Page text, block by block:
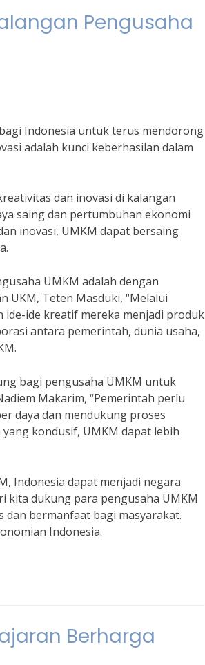
Pengusaha
Indonesia untuk terus mendorong
adalah kunci keberhasilan dalam
dan inovasi di kalangan
saing dan pertumbuhan ekonomi
inovasi, UMKM dapat bersaing
UMKM adalah dengan
UKM, Teten Masduki, “Melalui
ide-ide kreatif mereka menjadi produk
antara pemerintah, dunia usaha,
bagi pengusaha UMKM untuk
Makarim, “Pemerintah perlu
daya dan mendukung proses
kondusif, UMKM dapat lebih
Indonesia dapat menjadi negara
kita dukung para pengusaha UMKM
bermanfaat bagi masyarakat.
Indonesia.
Berharga